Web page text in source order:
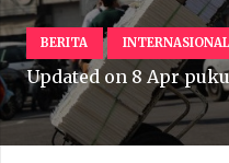
BERITA INTERNASIONAL
Updated on 8 Apr